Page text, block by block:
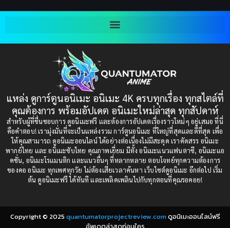
Bondage (ทาส)(1)
(1)
Censored (เซ็นเซอร์)(19)
Comedy (ตลก)(235)
Comedy (ตลก)(85)
Comic Book การ์ตูน(1)
Coming-of-Age ก้าวผ่านวัย(6)
2001
2000
1997
1993
1991
1989
1988
1987
1985
1984
1983
1982
1981
1980
1979
แหล่ง ดูการ์ตูนอนิเมะ อนิเมะ 4K ครบทุกเรื่อง ทุกสไตล์ที่
คุณต้องการ พร้อมอัปเดต อนิเมะใหม่ล่าสุด ทุกสัปดาห์
สำหรับผู้ที่ชื่นชอบการ ดูอนิเมะฟรี และต้องการอัปเดตเรื่องราวใหม่ๆ อยู่เสมอ ที่นี่
คือคำตอบ! เรามุ่งมั่นที่จะเป็นแหล่งรวม การ์ตูนอนิเมะ ที่ใหญ่ที่สุดและดีที่สุด เพื่อ
ให้คุณสามารถ ดูอนิเมะออนไลน์ ได้อย่างต่อเนื่องไม่มีสะดุด เราคัดสรร อนิเมะ
พากย์ไทย และ อนิเมะซับไทย คุณภาพเยี่ยม มีทั้ง อนิเมะแนวแฟนตาซี, อนิเมะแอ
คชั่น, อนิเมะโรแมนติก และแนวอื่นๆ ที่หลากหลาย ตอบโจทย์ทุกความต้องการ
ของคอ อนิเมะ ทุกเพศทุกวัย ไม่ต้องเสียเวลาค้นหา เว็บไซต์ดูอนิเมะ อีกต่อไป เริ่ม
ต้น ดูอนิเมะฟรี ได้ทันที และเพลิดเพลินไปกับทุกตอนที่คุณรอคอย!
Copyright © 2025 quantumatorprojectreview.comดูอนิเมะออนไลน์ฟรี